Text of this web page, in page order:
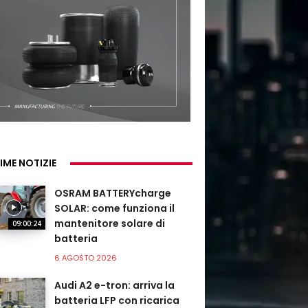
NOTIZIE
09:00:24
OSRAM BATTERYcharge
SOLAR: come funziona il
mantenitore solare di
batteria
6 AGOSTO 2026
Audi A2 e-tron: arriva la
batteria LFP con ricarica